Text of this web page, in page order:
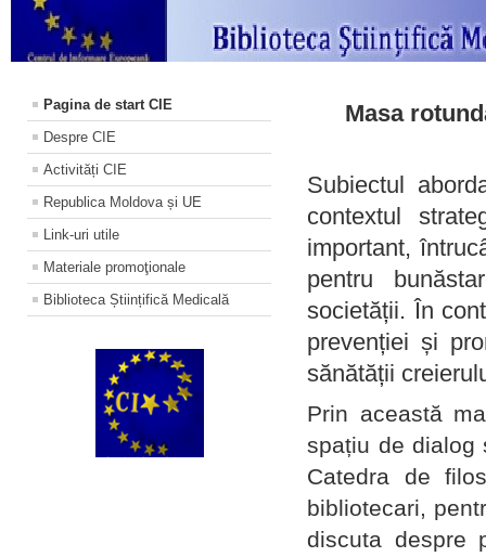
Pagina de start CIE
Despre CIE
Activități CIE
Republica Moldova și UE
Link-uri utile
Materiale promoţionale
Biblioteca Științifică Medicală
Masa
Subiectul
contextul
important,
pentru
societății. În
prevenției și
sănătății
Prin această
spațiu de dialog
Catedra de
bibliotecari,
discuta despre